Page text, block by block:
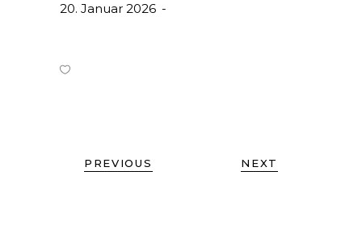
20. Januar 2026
PREVIOUS NEXT